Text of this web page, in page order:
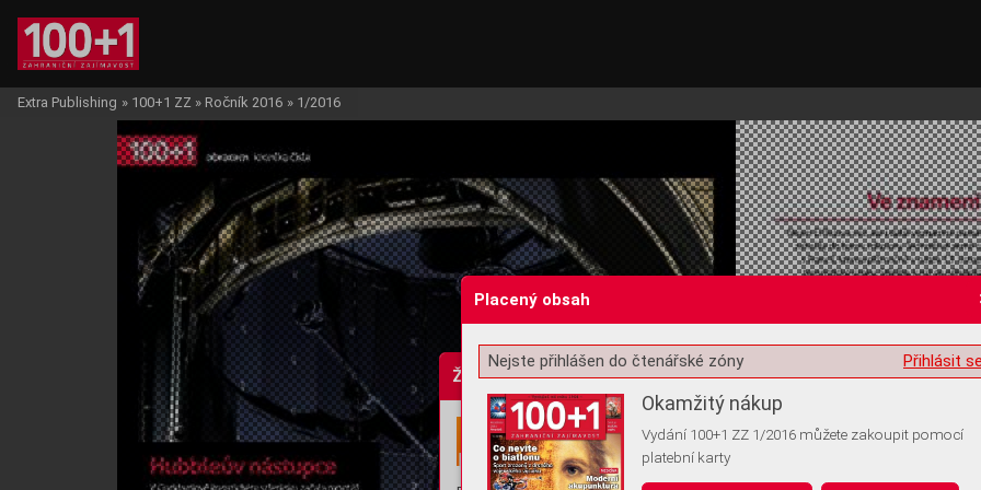
Žádost o souhlas s ukládáním volitelných informací
Extra Publishing » 100+1 ZZ » Ročník 2016 » 1/2016
Placený obsah
Přihlásit
Nejste přihlášen do čtenářské zóny
Okamžitý nákup
Vydání 100+1 ZZ 1/2016 můžete zakoupit pomocí
platební karty